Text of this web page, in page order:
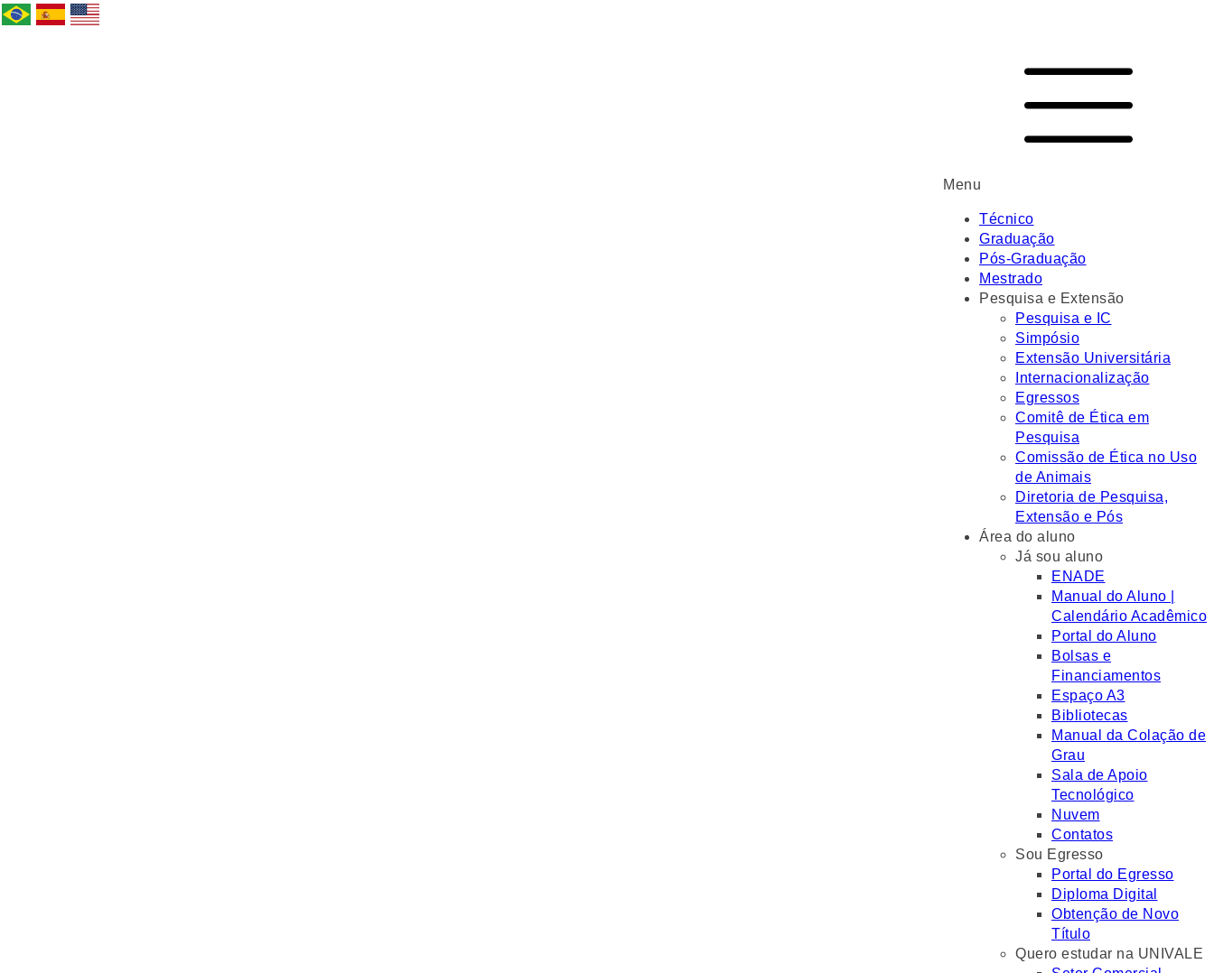
Menu
Técnico
Graduação
Pós-Graduação
Mestrado
Pesquisa e Extensão
Pesquisa e IC
Simpósio
Extensão Universitária
Internacionalização
Egressos
Comitê de Ética em
Pesquisa
Comissão de Ética no Uso
de Animais
Diretoria de Pesquisa,
Extensão e Pós
Área do aluno
Já sou aluno
ENADE
Manual do Aluno |
Calendário Acadêmico
Portal do Aluno
Bolsas e
Financiamentos
Espaço A3
Bibliotecas
Manual da Colação de
Grau
Sala de Apoio
Tecnológico
Nuvem
Contatos
Sou Egresso
Portal do Egresso
Diploma Digital
Obtenção de Novo
Título
Quero estudar na UNIVALE